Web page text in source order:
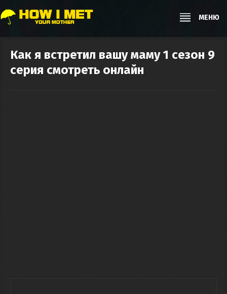
МЕНЮ
Как я встретил вашу маму 1 сезон 9
серия смотреть онлайн